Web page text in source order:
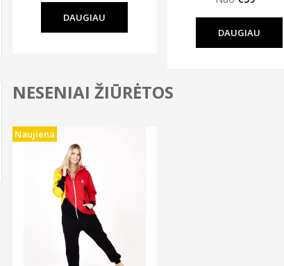
DAUGIAU
DAUGIAU
NESENIAI ŽIŪRĖTOS
Naujiena